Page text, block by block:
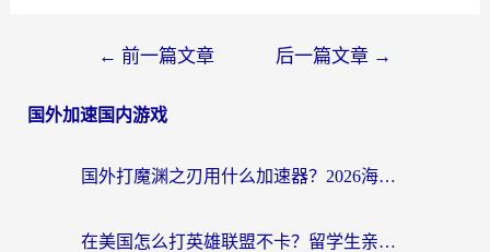
← 前一篇文章 后一篇文章 →
国外加速国内游戏
国外打魔渊之刃用什么加速器？2026海外玩家国服游戏加速全攻略（附闪耀暖暖&复苏的魔女避坑指南）
在美国怎么打英雄联盟不卡？留学生亲测的国服游戏加速全攻略